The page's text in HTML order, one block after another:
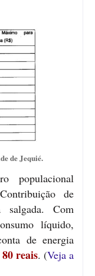
de Jequié.
populacional
de
salgada. Com
líquido,
de energia
reais. (Veja a